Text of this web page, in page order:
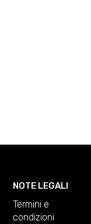
NOTE LEGALI
Termini e
condizioni